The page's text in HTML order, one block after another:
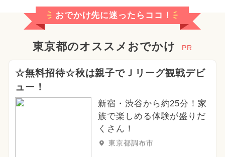
おでかけ先に迷ったらココ！
東京都のオススメおでかけ PR
☆無料招待☆秋は親子でＪリーグ観戦デビ
ュー！
新宿・渋谷から約25分！家
族で楽しめる体験が盛りだ
くさん！
東京都調布市